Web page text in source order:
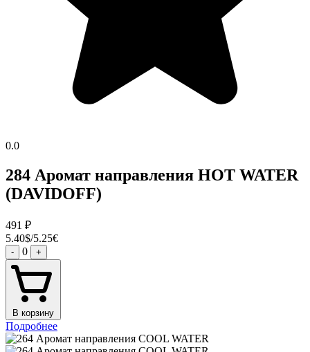
0.0
284 Аромат направления HOT WATER
(DAVIDOFF)
491 ₽
5.40$/5.25€
- 0 +
В корзину
Подробнее